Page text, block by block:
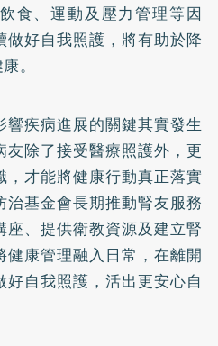
食、運動及壓力管理等因
好自我照護，將有助於降
。
疾病進展的關鍵其實發生
除了接受醫療照護外，更
才能將健康行動真正落實
基金會長期推動腎友服務
、提供衛教資源及建立腎
康管理融入日常，在離開
自我照護，活出更安心自